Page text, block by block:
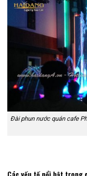
Đài phun nước quán cafe